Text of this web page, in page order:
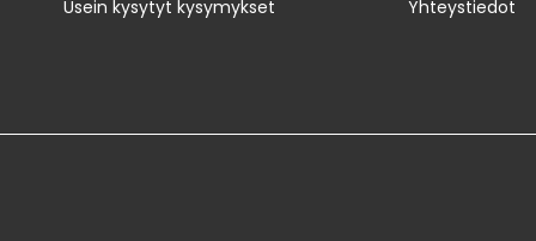
Usein kysytyt kysymykset
Yhteystiedot